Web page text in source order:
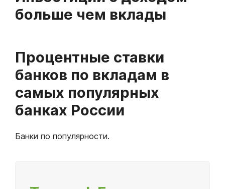
больше чем вклады
Процентные ставки
банков по вкладам в
самых популярных
банках России
Банки по популярности.